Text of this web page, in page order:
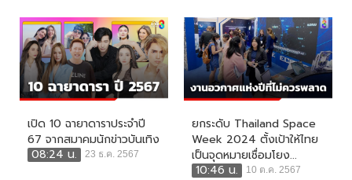
เปิด 10 ฉายาดาราประจำปี
67 จากสมาคมนักข่าวบันเทิง
08:24 น.
23 ธ.ค. 2567
ยกระดับ Thailand Space
Week 2024 ตั้งเป้าให้ไทย
เป็นจุดหมายเชื่อมโยง...
10:46 น.
10 ต.ค. 2567